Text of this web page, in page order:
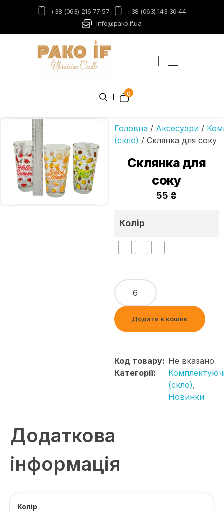
+38 (063) 216 77 57
+38 (063) 143 36 44
info@pako.if.ua
0
Головна/ Аксесуари/
(скло) / Склянка для соку
Склянка для
соку
55 ₴
Колір
Додати в кошик
Код товару: Не вказано
Категорії:
(скло),
Новинки
Додаткова
інформація
Колір